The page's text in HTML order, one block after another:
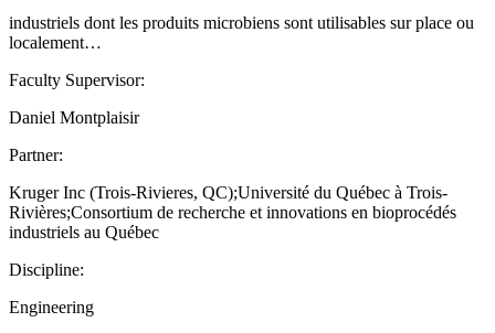
industriels dont les produits microbiens sont utilisables sur place ou
localement…
Faculty Supervisor:
Daniel Montplaisir
Partner:
Kruger Inc (Trois-Rivieres, QC);Université du Québec à Trois-
Rivières;Consortium de recherche et innovations en bioprocédés
industriels au Québec
Discipline:
Engineering